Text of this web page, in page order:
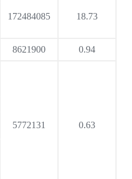
172484085 18.73
8621900 0.94
5772131 0.63